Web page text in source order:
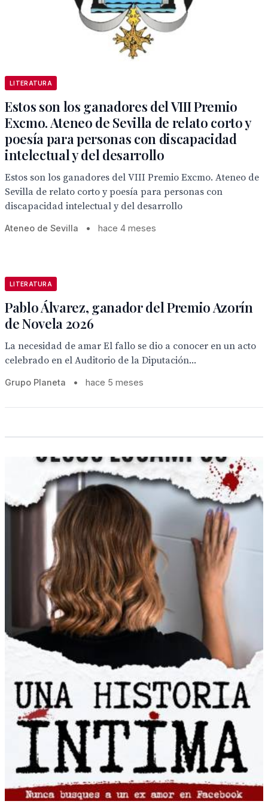
LITERATURA
Estos son los ganadores del VIII Premio
Excmo. Ateneo de Sevilla de relato corto y
poesía para personas con discapacidad
intelectual y del desarrollo
Estos son los ganadores del VIII Premio Excmo. Ateneo de
Sevilla de relato corto y poesía para personas con
discapacidad intelectual y del desarrollo
Ateneo de Sevilla • hace 4 meses
LITERATURA
Pablo Álvarez, ganador del Premio Azorín
de Novela 2026
La necesidad de amar El fallo se dio a conocer en un acto
celebrado en el Auditorio de la Diputación...
Grupo Planeta • hace 5 meses